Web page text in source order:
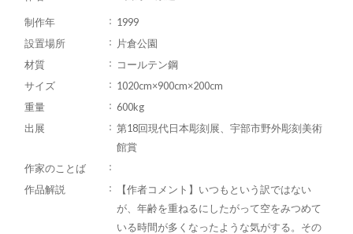
制作年
1999
設置場所
片倉公園
材質
コールテン鋼
サイズ
1020cm×900cm×200cm
重量
600kg
出展
第18回現代日本彫刻展、宇部市野外彫刻美術
館賞
作家のことば
作品解説
【作者コメント】いつもという訳ではない
が、年齢を重ねるにしたがって空をみつめて
いる時間が多くなったような気がする。その